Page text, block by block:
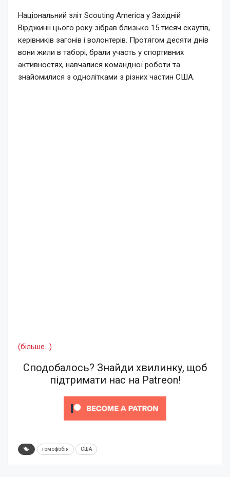
Національний зліт Scouting America у Західній
Вірджинії цього року зібрав близько 15 тисяч скаутів,
керівників загонів і волонтерів. Протягом десяти днів
вони жили в таборі, брали участь у спортивних
активностях, навчалися командної роботи та
знайомилися з однолітками з різних частин США.
(більше…)
Сподобалось? Знайди хвилинку, щоб
підтримати нас на Patreon!
гомофобія США